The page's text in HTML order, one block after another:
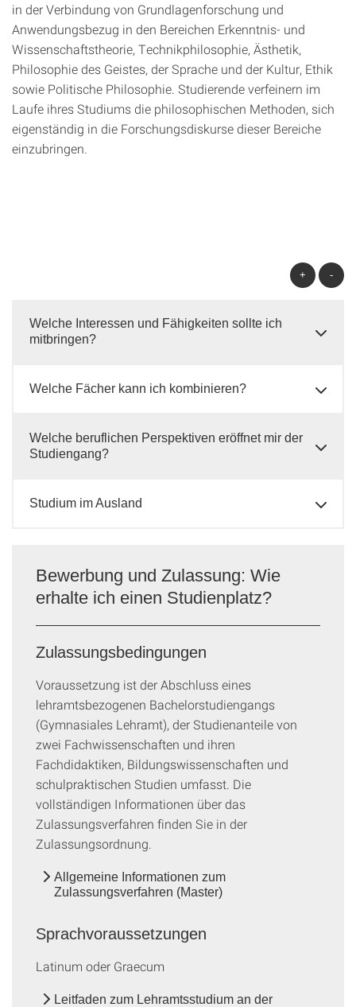
in der Verbindung von Grundlagenforschung und
Anwendungsbezug in den Bereichen Erkenntnis- und
Wissenschaftstheorie, Technikphilosophie, Ästhetik,
Philosophie des Geistes, der Sprache und der Kultur, Ethik
sowie Politische Philosophie. Studierende verfeinern im
Laufe ihres Studiums die philosophischen Methoden, sich
eigenständig in die Forschungsdiskurse dieser Bereiche
einzubringen.
+ -
Welche Interessen und Fähigkeiten sollte ich
mitbringen?
Welche Fächer kann ich kombinieren?
Welche beruflichen Perspektiven eröffnet mir der
Studiengang?
Studium im Ausland
Bewerbung und Zulassung: Wie
erhalte ich einen Studienplatz?
Zulassungsbedingungen
Voraussetzung ist der Abschluss eines
lehramtsbezogenen Bachelorstudiengangs
(Gymnasiales Lehramt), der Studienanteile von
zwei Fachwissenschaften und ihren
Fachdidaktiken, Bildungswissenschaften und
schulpraktischen Studien umfasst. Die
vollständigen Informationen über das
Zulassungsverfahren finden Sie in der
Zulassungsordnung.
Allgemeine Informationen zum
Zulassungsverfahren (Master)
Sprachvoraussetzungen
Latinum oder Graecum
Leitfaden zum Lehramtsstudium an der